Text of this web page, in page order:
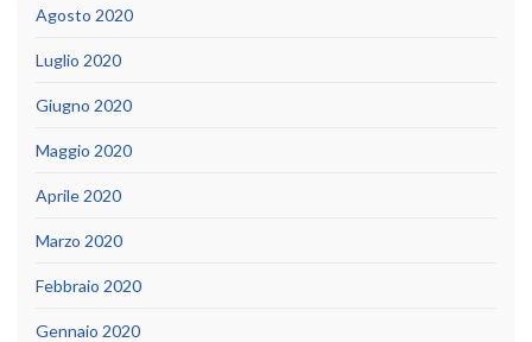
Agosto 2020
Luglio 2020
Giugno 2020
Maggio 2020
Aprile 2020
Marzo 2020
Febbraio 2020
Gennaio 2020